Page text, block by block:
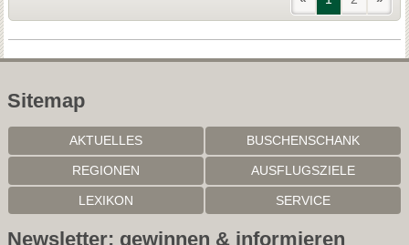
Sitemap
AKTUELLES BUSCHENSCHANK
REGIONEN AUSFLUGSZIELE
LEXIKON SERVICE
Newsletter: gewinnen & informieren